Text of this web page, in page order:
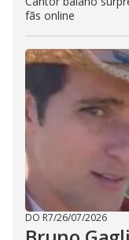
fãs online
DO R7/26/07/2026